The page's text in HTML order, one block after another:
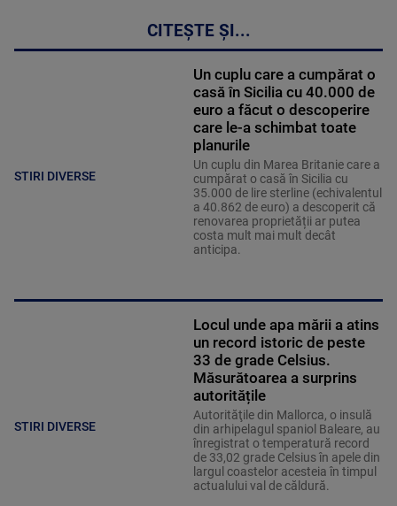
CITEȘTE ȘI...
STIRI DIVERSE
Un cuplu care a cumpărat o
casă în Sicilia cu 40.000 de
euro a făcut o descoperire
care le-a schimbat toate
planurile
Un cuplu din Marea Britanie care a
cumpărat o casă în Sicilia cu
35.000 de lire sterline (echivalentul
a 40.862 de euro) a descoperit că
renovarea proprietății ar putea
costa mult mai mult decât
anticipa.
STIRI DIVERSE
Locul unde apa mării a atins
un record istoric de peste
33 de grade Celsius.
Măsurătoarea a surprins
autoritățile
Autorităţile din Mallorca, o insulă
din arhipelagul spaniol Baleare, au
înregistrat o temperatură record
de 33,02 grade Celsius în apele din
largul coastelor acesteia în timpul
actualului val de căldură.